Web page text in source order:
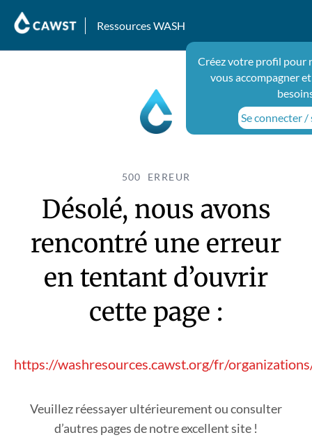
Ressources WASH
Créez votre profil pour
vous accompagner
Se connecter
500 ERREUR
Désolé, nous avons
rencontré une erreur
en tentant d’ouvrir
cette page :
https://washresources.cawst.org/fr/
Veuillez réessayer ultérieurement ou consulter
d’autres pages de notre excellent site !